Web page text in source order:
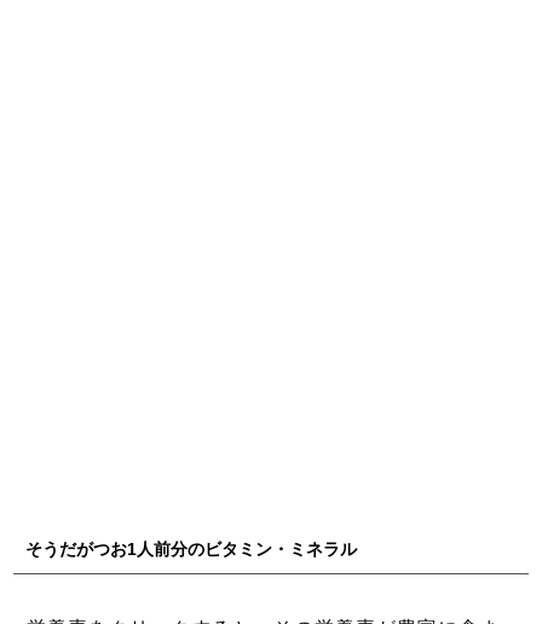
そうだがつお1人前分のビタミン・ミネラル